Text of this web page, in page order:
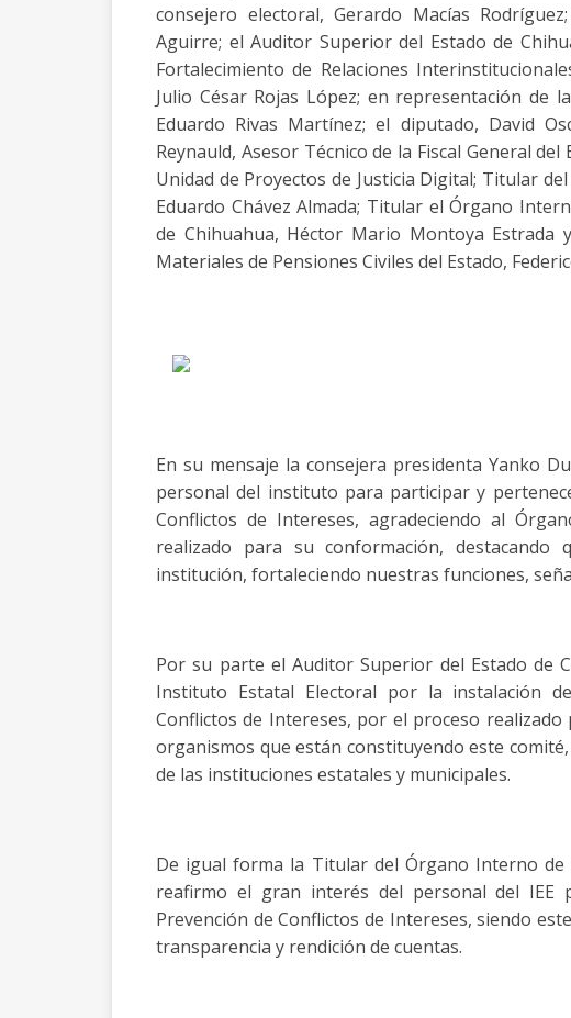
consejero electoral, Gerardo Macías
Aguirre; el Auditor Superior del Estado de
Fortalecimiento de Relaciones
Julio César Rojas López; en representación de
Eduardo Rivas Martínez; el diputado, David
Reynauld, Asesor Técnico de la Fiscal General
Unidad de Proyectos de Justicia Digital; Titular
Eduardo Chávez Almada; Titular el Órgano
de Chihuahua, Héctor Mario Montoya Estrada
Materiales de Pensiones Civiles del Estado,
En su mensaje la consejera presidenta Yanko
personal del instituto para participar y
Conflictos de Intereses, agradeciendo al
realizado para su conformación,
institución, fortaleciendo nuestras funciones,
Por su parte el Auditor Superior del Estado de
Instituto Estatal Electoral por la instalación
Conflictos de Intereses, por el proceso
organismos que están constituyendo este
de las instituciones estatales y municipales.
De igual forma la Titular del Órgano Interno
reafirmo el gran interés del personal del IEE
Prevención de Conflictos de Intereses, siendo
transparencia y rendición de cuentas.